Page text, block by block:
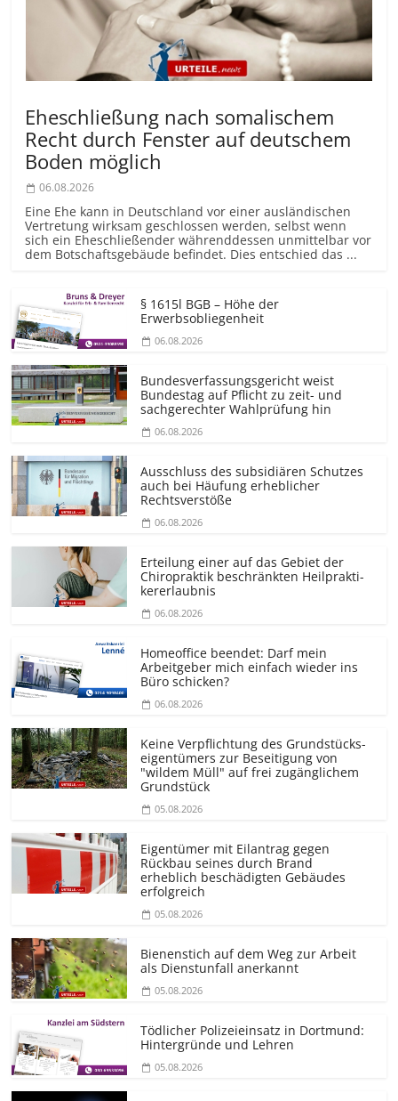
Eheschließung nach somalischem
Recht durch Fenster auf deutschem
Boden möglich
06.08.2026
Eine Ehe kann in Deutschland vor einer ausländischen
Vertretung wirksam geschlossen werden, selbst wenn
sich ein Eheschließender währenddessen unmittelbar vor
dem Botschaftsgebäude befindet. Dies entschied das ...
§ 1615l BGB – Höhe der
Erwerbsobliegenheit
06.08.2026
Bundesver­fassungsgericht weist
Bundestag auf Pflicht zu zeit- und
sachgerechter Wahlprüfung hin
06.08.2026
Ausschluss des subsidiären Schutzes
auch bei Häufung erheblicher
Rechtsverstöße
06.08.2026
Erteilung einer auf das Gebiet der
Chiropraktik beschränkten Heilprakti­
kererlaubnis
06.08.2026
Homeoffice beendet: Darf mein
Arbeitgeber mich einfach wieder ins
Büro schicken?
06.08.2026
Keine Verpflichtung des Grundstücks­
eigentümers zur Beseitigung von
"wildem Müll" auf frei zugänglichem
Grundstück
05.08.2026
Eigentümer mit Eilantrag gegen
Rückbau seines durch Brand
erheblich beschädigten Gebäudes
erfolgreich
05.08.2026
Bienenstich auf dem Weg zur Arbeit
als Dienstunfall anerkannt
05.08.2026
Tödlicher Polizeieinsatz in Dortmund:
Hintergründe und Lehren
05.08.2026